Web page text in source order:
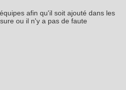
afin qu'il soit ajouté dans les
ou il n'y a pas de faute